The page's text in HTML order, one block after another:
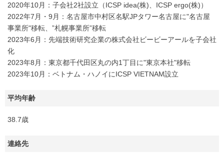
2020年10月：子会社2社設立（ICSP idea(株)、ICSP ergo(株)）
2022年7月・9月：名古屋市中村区名駅JPタワー名古屋に"名古屋
事業所"移転、”札幌事業所”移転
2023年6月：先端技術研究企業の株式会社ビービーアールを子会社
化
2023年8月：東京都千代田区丸の内1丁目に"東京本社"移転
2023年10月：ベトナム・ハノイにICSP VIETNAM設立
平均年齢
38.7歳
連絡先